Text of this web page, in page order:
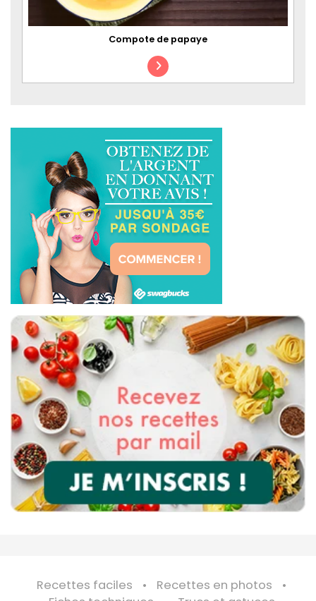
Compote de papaye
Recettes faciles
Recettes en photos